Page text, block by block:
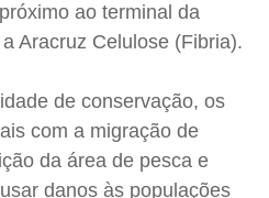
ao terminal da
Aracruz Celulose (Fibria).
de conservação, os
com a migração de
da área de pesca e
danos às populações